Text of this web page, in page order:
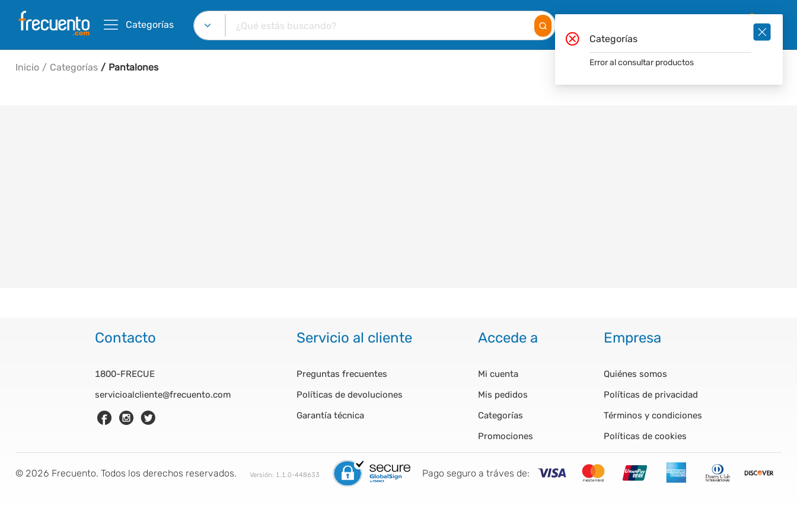
Categorías
Inicio Categorías Pantalones
Contacto
1800-FRECUE
servicioalcliente@frecuento.com
Servicio al cliente
Preguntas frecuentes
Políticas de devoluciones
Garantía técnica
Accede a
Mi cuenta
Mis pedidos
Categorías
Promociones
Empresa
Quiénes somos
Políticas de privacidad
Términos y condiciones
Políticas de cookies
© 2026 Frecuento. Todos los derechos reservados. Versión: 1.1.0-448633 Pago seguro a tráves de:
Categorías
Error al consultar productos